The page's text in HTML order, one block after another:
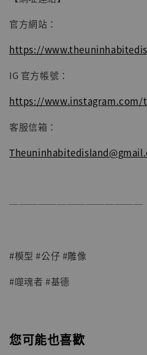
官方網站：
https://
IG 官方帳號：
https://www.instagram.com/
客服信箱：
──────────────
#模型 #公仔 #雕像
#噬魂者 #基德
您可能也喜歡